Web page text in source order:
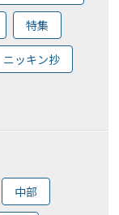
特集
ニッキン抄
中部